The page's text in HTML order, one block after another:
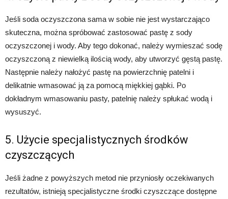
Jeśli soda oczyszczona sama w sobie nie jest wystarczająco
skuteczna, można spróbować zastosować pastę z sody
oczyszczonej i wody. Aby tego dokonać, należy wymieszać sodę
oczyszczoną z niewielką ilością wody, aby utworzyć gęstą pastę.
Następnie należy nałożyć pastę na powierzchnię patelni i
delikatnie wmasować ją za pomocą miękkiej gąbki. Po
dokładnym wmasowaniu pasty, patelnię należy spłukać wodą i
wysuszyć.
5. Użycie specjalistycznych środków
czyszczących
Jeśli żadne z powyższych metod nie przyniosły oczekiwanych
rezultatów, istnieją specjalistyczne środki czyszczące dostępne